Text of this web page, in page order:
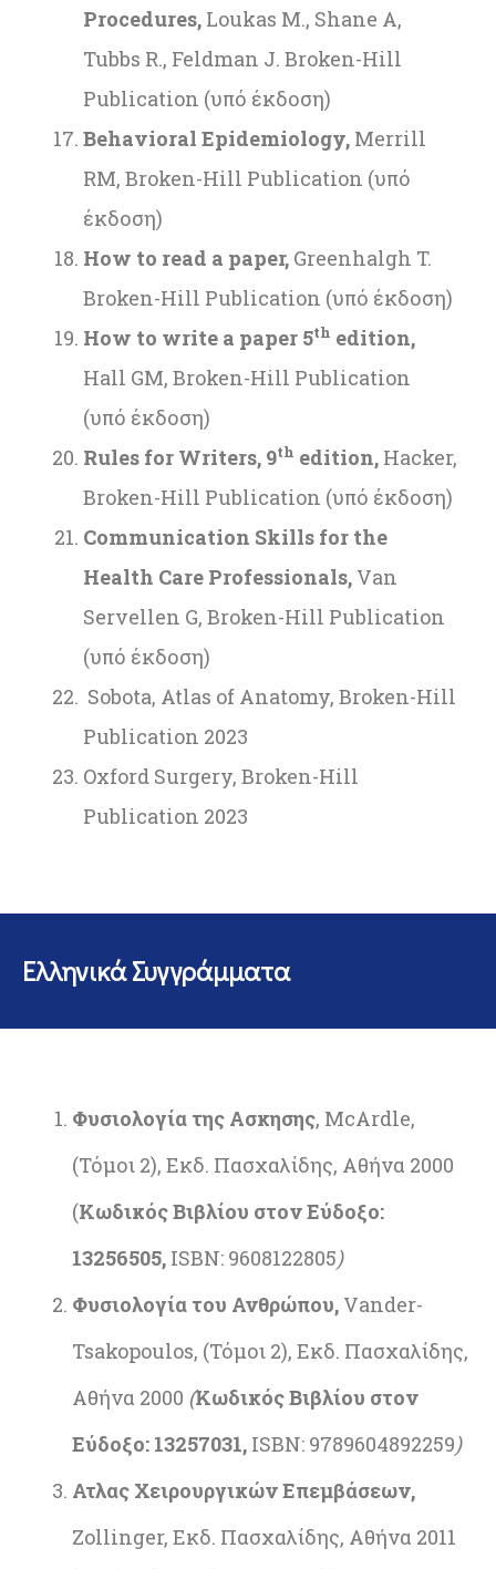
Procedures, Loukas M., Shane A,
Tubbs R., Feldman J. Broken-Hill
Publication (υπό έκδοση)
Behavioral Epidemiology, Merrill
RM, Broken-Hill Publication (υπό
έκδοση)
How to read a paper, Greenhalgh T.
Broken-Hill Publication (υπό έκδοση)
How to write a paper 5th edition,
Hall GM, Broken-Hill Publication
(υπό έκδοση)
Rules for Writers, 9th edition, Hacker,
Broken-Hill Publication (υπό έκδοση)
Communication Skills for the
Health Care Professionals, Van
Servellen G, Broken-Hill Publication
(υπό έκδοση)
Sobota, Atlas of Anatomy, Broken-Hill
Publication 2023
Oxford Surgery, Broken-Hill
Publication 2023
Ελληνικά Συγγράμματα
Φυσιολογία της Ασκησης, McArdle,
(Τόμοι 2), Εκδ. Πασχαλίδης, Αθήνα 2000
(Κωδικός Βιβλίου στον Εύδοξο:
13256505, ISBN: 9608122805)
Φυσιολογία του Ανθρώπου, Vander-
Tsakopoulos, (Τόμοι 2), Εκδ. Πασχαλίδης,
Αθήνα 2000 (Κωδικός Βιβλίου στον
Εύδοξο: 13257031, ISBN: 9789604892259)
Ατλας Χειρουργικών Επεμβάσεων,
Zollinger, Εκδ. Πασχαλίδης, Αθήνα 2011